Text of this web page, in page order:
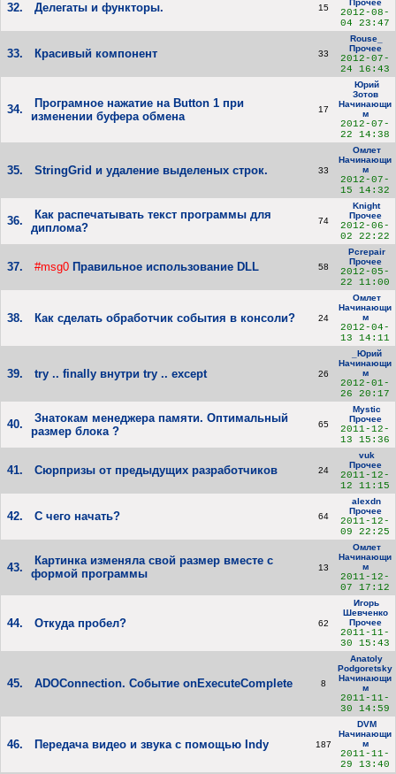
32. Делегаты и функторы. 15
Прочее
2012-08-
04 23:47
33. Красивый компонент 33
Rouse_
Прочее
2012-07-
24 16:43
34.
Програмное нажатие на Button 1 при
изменении буфера обмена
17
Юрий
Зотов
Начинающи
м
2012-07-
22 14:38
35. StringGrid и удаление выделеных строк. 33
Омлет
Начинающи
м
2012-07-
15 14:32
36.
Как распечатывать текст программы для
диплома?
74
Knight
Прочее
2012-06-
02 22:22
37. #msg0 Правильное использование DLL 58
Pcrepair
Прочее
2012-05-
22 11:00
38. Как сделать обработчик события в консоли? 24
Омлет
Начинающи
м
2012-04-
13 14:11
39. try .. finally внутри try .. except 26
_Юрий
Начинающи
м
2012-01-
26 20:17
40.
Знатокам менеджера памяти. Оптимальный
размер блока ?
65
Mystic
Прочее
2011-12-
13 15:36
41. Сюрпризы от предыдущих разработчиков 24
vuk
Прочее
2011-12-
12 11:15
42. C чего начать? 64
alexdn
Прочее
2011-12-
09 22:25
43.
Картинка изменяла свой размер вместе с
формой программы
13
Омлет
Начинающи
м
2011-12-
07 17:12
44. Откуда пробел? 62
Игорь
Шевченко
Прочее
2011-11-
30 15:43
45. ADOConnection. Событие onExecuteComplete 8
Anatoly
Podgoretsky
Начинающи
м
2011-11-
30 14:59
46. Передача видео и звука с помощью Indy 187
DVM
Начинающи
м
2011-11-
29 13:40